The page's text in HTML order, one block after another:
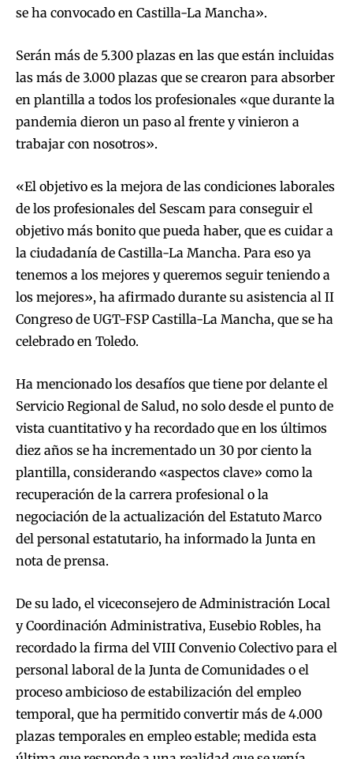
se ha convocado en Castilla-La Mancha».
Serán más de 5.300 plazas en las que están incluidas
las más de 3.000 plazas que se crearon para absorber
en plantilla a todos los profesionales «que durante la
pandemia dieron un paso al frente y vinieron a
trabajar con nosotros».
«El objetivo es la mejora de las condiciones laborales
de los profesionales del Sescam para conseguir el
objetivo más bonito que pueda haber, que es cuidar a
la ciudadanía de Castilla-La Mancha. Para eso ya
tenemos a los mejores y queremos seguir teniendo a
los mejores», ha afirmado durante su asistencia al II
Congreso de UGT-FSP Castilla-La Mancha, que se ha
celebrado en Toledo.
Ha mencionado los desafíos que tiene por delante el
Servicio Regional de Salud, no solo desde el punto de
vista cuantitativo y ha recordado que en los últimos
diez años se ha incrementado un 30 por ciento la
plantilla, considerando «aspectos clave» como la
recuperación de la carrera profesional o la
negociación de la actualización del Estatuto Marco
del personal estatutario, ha informado la Junta en
nota de prensa.
De su lado, el viceconsejero de Administración Local
y Coordinación Administrativa, Eusebio Robles, ha
recordado la firma del VIII Convenio Colectivo para el
personal laboral de la Junta de Comunidades o el
proceso ambicioso de estabilización del empleo
temporal, que ha permitido convertir más de 4.000
plazas temporales en empleo estable; medida esta